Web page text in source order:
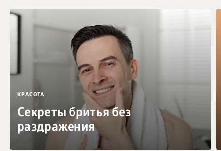
КРАСОТА
Секреты бритья без
раздражения